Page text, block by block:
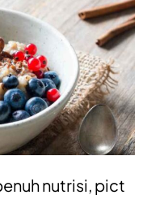
nutrisi, pict